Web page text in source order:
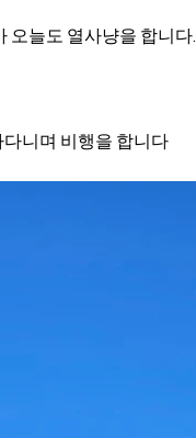
오늘도 열사냥을 합니다.
니며 비행을 합니다